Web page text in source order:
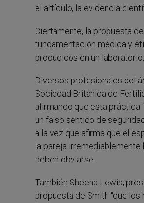
el artículo, la evidencia
Ciertamente, la propuesta
fundamentación médica y
producidos en un laboratorio.
Diversos profesionales del
Sociedad Británica de
afirmando que esta práctica
un falso sentido de
a la vez que afirma que el
la pareja
deben obviarse.
También Sheena Lewis,
propuesta de Smith "que los